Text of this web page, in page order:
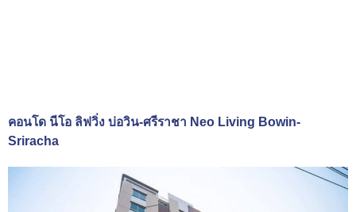
คอนโด นีโอ ลิฟวิ่ง บ่อวิน-ศรีราชา Neo Living Bowin-
Sriracha